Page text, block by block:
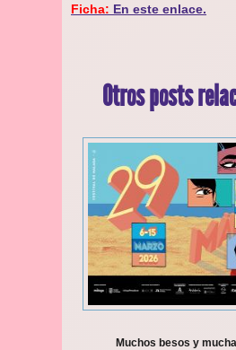
Ficha: En este enlace.
Otros posts
Muchos besos y